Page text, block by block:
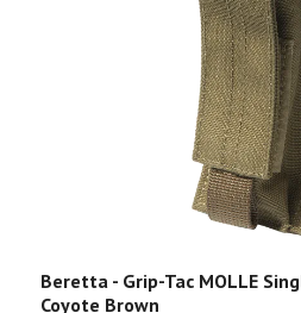
Beretta - Grip-Tac MOLLE
Coyote Brown